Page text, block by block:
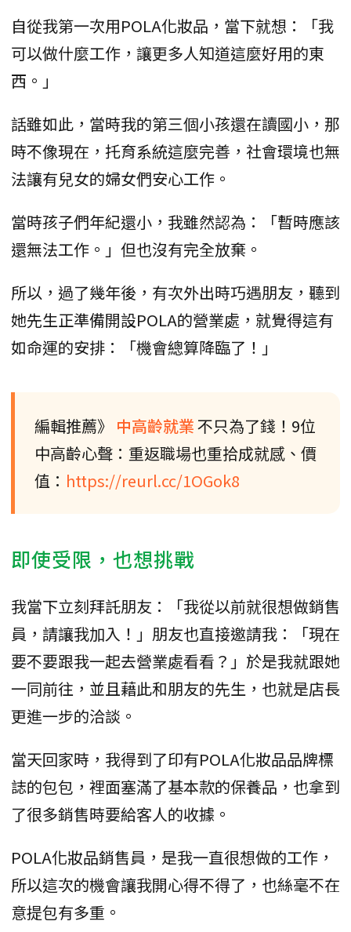
自從我第一次用POLA化妝品，當下就想：「我
可以做什麼工作，讓更多人知道這麼好用的東
西。」
話雖如此，當時我的第三個小孩還在讀國小，那
時不像現在，托育系統這麼完善，社會環境也無
法讓有兒女的婦女們安心工作。
當時孩子們年紀還小，我雖然認為：「暫時應該
還無法工作。」但也沒有完全放棄。
所以，過了幾年後，有次外出時巧遇朋友，聽到
她先生正準備開設POLA的營業處，就覺得這有
如命運的安排：「機會總算降臨了！」
編輯推薦》 中高齡就業不只為了錢！9位
中高齡心聲：重返職場也重拾成就感、價
值： https://reurl.cc/1OGok8
即使受限，也想挑戰
我當下立刻拜託朋友：「我從以前就很想做銷售
員，請讓我加入！」朋友也直接邀請我：「現在
要不要跟我一起去營業處看看？」於是我就跟她
一同前往，並且藉此和朋友的先生，也就是店長
更進一步的洽談。
當天回家時，我得到了印有POLA化妝品品牌標
誌的包包，裡面塞滿了基本款的保養品，也拿到
了很多銷售時要給客人的收據。
POLA化妝品銷售員，是我一直很想做的工作，
所以這次的機會讓我開心得不得了，也絲毫不在
意提包有多重。